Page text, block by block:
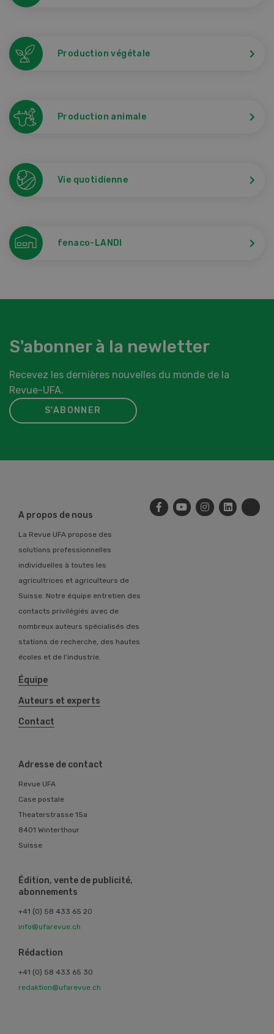
Production végétale
Production animale
Vie quotidienne
fenaco-LANDI
S'abonner à la newletter
Recevez les dernières nouvelles du monde de la
Revue-UFA.
S'ABONNER
A propos de nous
La Revue UFA propose des
solutions professionnelles
individuelles à toutes les
agricultrices et agriculteurs de
Suisse. Notre équipe entretien des
contacts privilégiés avec de
nombreux auteurs spécialisés des
stations de recherche, des hautes
écoles et de l’industrie.
Équipe
Auteurs et experts
Contact
Adresse de contact
Revue UFA
Case postale
Theaterstrasse 15a
8401 Winterthour
Suisse
Édition, vente de publicité,
abonnements
+41 (0) 58 433 65 20
info@ufarevue.ch
Rédaction
+41 (0) 58 433 65 30
redaktion@ufarevue.ch